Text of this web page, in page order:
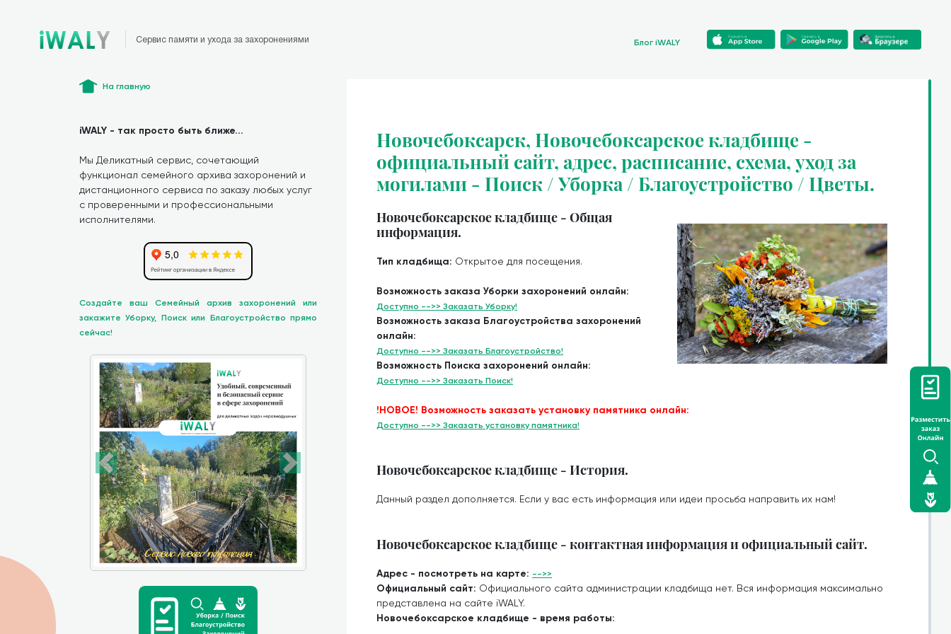
Сервис памяти и ухода за захоронениями Блог iWALY
На главную
iWALY - так просто быть ближе...
Мы Деликатный сервис, сочетающий
функционал семейного архива захоронений и
дистанционного сервиса по заказу любых услуг
с проверенными и профессиональными
исполнителями.
Создайте ваш Семейный архив захоронений или
закажите Уборку, Поиск или Благоустройство прямо
сейчас!
Новочебоксарск, Новочебоксарское кладбище -
официальный сайт, адрес, расписание, схема, уход за
могилами - Поиск / Уборка / Благоустройство / Цветы.
Новочебоксарское кладбище - Общая
информация.
Тип кладбища: Открытое для посещения.
Возможность заказа Уборки захоронений онлайн:
Доступно -->> Заказать Уборку!
Возможность заказа Благоустройства захоронений
онлайн:
Доступно -->> Заказать Благоустройство!
Возможность Поиска захоронений онлайн:
Доступно -->> Заказать Поиск!
!НОВОЕ! Возможность заказать установку памятника онлайн:
Доступно -->> Заказать установку памятника!
Новочебоксарское кладбище - История.
Данный раздел дополняется. Если у вас есть информация или идеи просьба направить их нам!
Новочебоксарское кладбище - контактная информация и официальный сайт.
Адрес - посмотреть на карте: -->>
Официальный сайт: Официального сайта администрации кладбища нет. Вся информация максимально
представлена на сайте iWALY.
Новочебоксарское кладбище - время работы: